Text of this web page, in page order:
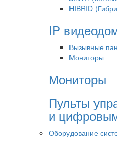
HIBRID
IP
Вызывные
Мониторы
Мониторы
Пульты
и
Оборудование